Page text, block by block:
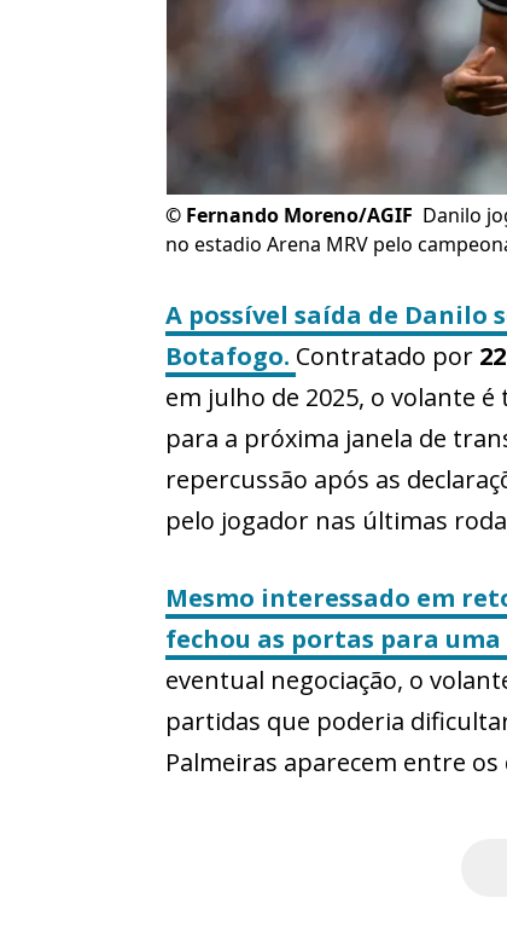
© Fernando Moreno/AGIF Danilo
no estadio Arena MRV pelo
A possível saída de Danilo
Botafogo. Contratado por
em julho de 2025, o volante
para a próxima janela de
repercussão após as
pelo jogador nas últimas
Mesmo interessado em
fechou as portas para
eventual negociação, o
partidas que poderia
Palmeiras aparecem entre